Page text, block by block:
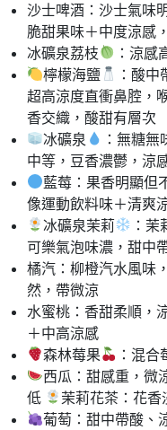
沙士啤酒：沙士氣味
脆甜果味＋中度涼感
冰礦泉荔枝
：涼感
檸檬海鹽
：酸
超高涼度直衝鼻腔，
香交織，酸甜有層次
冰礦泉
：無糖
中等，豆香濃鬱，涼
藍莓：果香明顯但
像運動飲料味＋清爽
冰礦泉茉莉
：
可樂氣泡味濃，甜中
橘汽：柳橙汽水風味
然，帶微涼
水蜜桃：香甜柔順，
＋中高涼感
森林莓果
：混
西瓜：甜感重，微
低
茉莉花茶：花
葡萄：甜中帶酸、